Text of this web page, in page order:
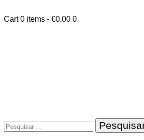
Cart 0 items - €0.00 0
Pesquisar
por: